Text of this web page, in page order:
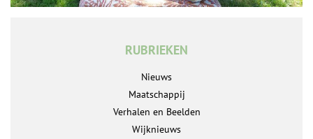
RUBRIEKEN
Nieuws
Maatschappij
Verhalen en Beelden
Wijknieuws